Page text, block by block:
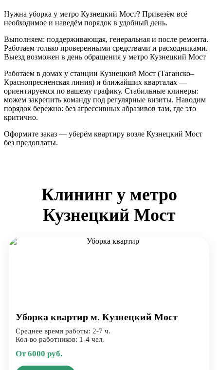
Нужна уборка у метро Кузнецкий Мост? Привезём всё
необходимое и наведём порядок в удобный день.
Выполняем: поддерживающая, генеральная и после ремонта.
Работаем только проверенными средствами и расходниками.
Выезд возможен в день обращения у метро Кузнецкий Мост
Работаем в домах у станции Кузнецкий Мост (Таганско–
Краснопресненская линия) и ближайших кварталах —
ориентируемся по вашему графику. Стабильные клинеры:
можем закрепить команду под регулярные визиты. Наводим
порядок бережно: без агрессивных абразивов там, где это
критично.
Оформите заказ — уберём квартиру возле Кузнецкий Мост
без предоплаты.
Клининг у метро
Кузнецкий Мост
Уборка квартир м. Кузнецкий Мост
Среднее время работы: 2-7 ч.
Кол-во работников: 1-4 чел.
От 6000 руб.